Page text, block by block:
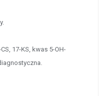
17-KS, kwas 5-OH-